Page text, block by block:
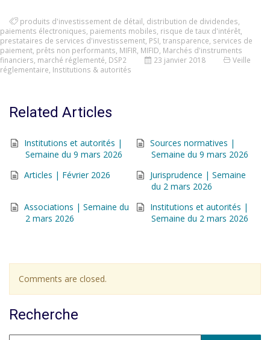
produits d'investissement de détail distribution de dividendes
paiements électroniques paiements mobiles risque de taux d'intérêt
prestataires de services d'investissement PSI transparence services de
paiement prêts non performants MIFIR MIFID Marchés d'instruments
financiers marché réglementé DSP2 23 janvier 2018
Veille
réglementaire Institutions & autorités
Related Articles
Institutions et autorités |
Semaine du 9 mars 2026
Sources normatives |
Semaine du 9 mars 2026
Articles | Février 2026
Jurisprudence | Semaine
du 2 mars 2026
Associations | Semaine du
2 mars 2026
Institutions et autorités |
Semaine du 2 mars 2026
Comments are closed.
Recherche